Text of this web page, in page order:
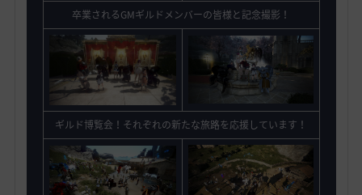
卒業されるGMギルドメンバーの皆様と記念撮影！
ギルド博覧会！それぞれの新たな旅路を応援しています！